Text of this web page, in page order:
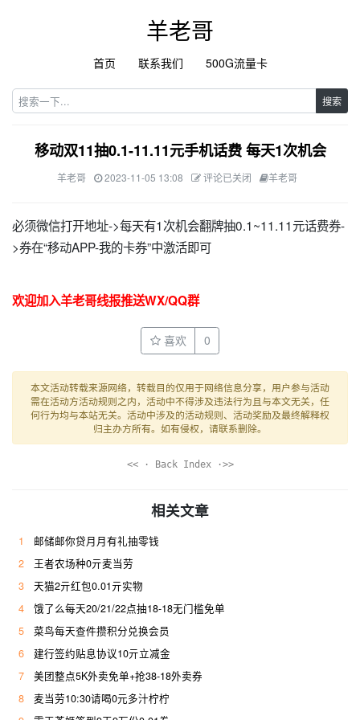
羊老哥
首页 联系我们 500G流量卡
搜索
移动双11抽0.1-11.11元手机话费 每天1次机会
羊老哥 2023-11-05 13:08 评论已关闭 羊老哥
必须微信打开地址->每天有1次机会翻牌抽0.1~11.11元话费券-
>券在“移动APP-我的卡券”中激活即可
欢迎加入羊老哥线报推送WX/QQ群
喜欢 0
本文活动转载来源网络，转载目的仅用于网络信息分享，用户参与活动
需在活动方活动规则之内，活动中不得涉及违法行为且与本文无关，任
何行为均与本站无关。活动中涉及的活动规则、活动奖励及最终解释权
归主办方所有。如有侵权，请联系删除。
<< · Back Index ·>>
相关文章
1
邮储邮你贷月月有礼抽零钱
2
王者农场种0亓麦当劳
3
天猫2亓红包0.01亓实物
4
饿了么每天20/21/22点抽18-18无门槛免单
5
菜鸟每天查件攒积分兑换会员
6
建行签约贴息协议10亓立减金
7
美团整点5K外卖免单+抢38-18外卖券
8
麦当劳10:30请喝0元多汁柠柠